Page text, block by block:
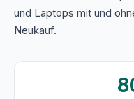
und Laptops mit und
Neukauf.